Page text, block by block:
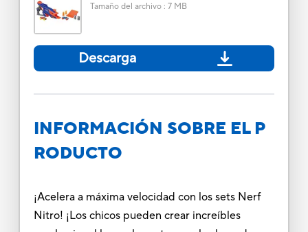
Tamaño del archivo: 7 MB
Descarga
INFORMACIÓN SOBRE EL P
RODUCTO
¡Acelera a máxima velocidad con los sets Nerf
Nitro! ¡Los chicos pueden crear increíbles